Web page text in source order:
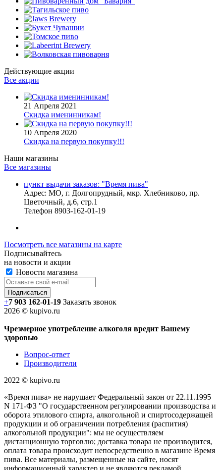
Действующие акции
Все акции
21 Апреля 2021
Скидка именинникам!
10 Апреля 2020
Скидка на первую покупку!!!
Наши магазины
Все магазины
пункт выдачи заказов: "Время пива"
Адрес: МО, г. Долгопрудный, мкр. Хлебниково, пр.
Цветочный, д.6, стр.1
Телефон 8903-162-01-19
Посмотреть все магазины на карте
Подписывайтесь
на новости и акции
Новости магазина
+7 903 162-01-19 Заказать звонок
2026 © kupivo.ru
Чрезмерное употребление алкоголя вредит Вашему
здоровью
Вопрос-ответ
Производители
2022 ©️ kupivo.ru
«Время пива» не нарушает Федеральный закон от 22.11.1995
N 171-ФЗ "О государственном регулировании производства и
оборота этилового спирта, алкогольной и спиртосодержащей
продукции и об ограничении потребления (распития)
алкогольной продукции": мы не осуществляем
дистанционную торговлю; доставка товара не производится,
оплата товара происходит непосредственно в магазине Время
пива. Все материалы, размещенные на сайте, носят